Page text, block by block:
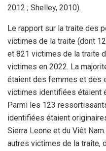
2012 ; Shelley, 2010).
Le rapport sur la traite des
victimes de la traite (dont
et 821 victimes de la traite
victimes en 2022. La
étaient des femmes et des
victimes identifiées étaient
Parmi les 123
identifiées étaient
Sierra Leone et du Viêt
autres victimes de la traite,